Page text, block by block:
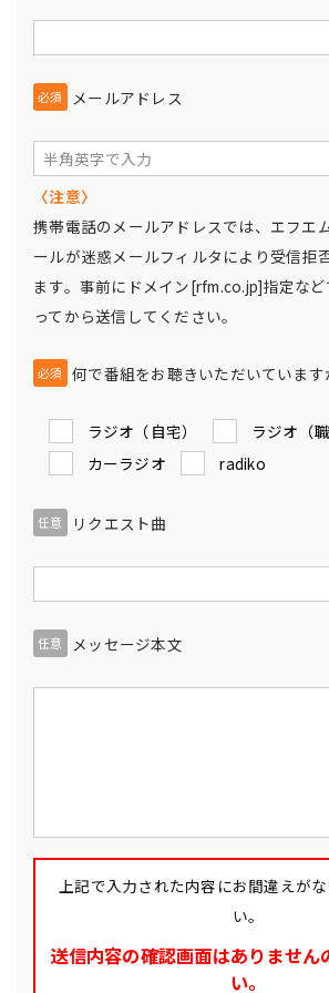
必須 メールアドレス
〈注意〉
携帯電話のメールアドレスでは、エフエ
ールが迷惑メールフィルタにより受信拒
ます。事前にドメイン[rfm.co.jp]指定な
ってから送信してください。
必須 何で番組をお聴きいただいています
ラジオ（自宅）
ラジオ（職
カーラジオ
radiko
任意 リクエスト曲
任意 メッセージ本文
上記で入力された内容にお間違えが
い。
送信内容の確認画面はありません
い。